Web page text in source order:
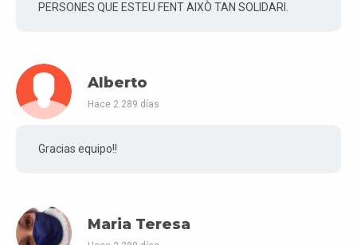
PERSONES QUE ESTEU FENT AIXÒ TAN SOLIDARI.
Alberto
Hace 2.289 días
Gracias equipo!!
Maria Teresa